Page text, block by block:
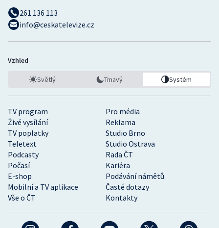
TV program
Pro média
Živé vysílání
Reklama
TV poplatky
Studio Brno
Teletext
Studio Ostrava
Podcasty
Rada ČT
Počasí
Kariéra
E-shop
Podávání námětů
Mobilní a TV aplikace
Časté dotazy
Vše o ČT
Kontakty
261 136 113
info@ceskatelevize.cz
Vzhled
Světlý Tmavý Systém